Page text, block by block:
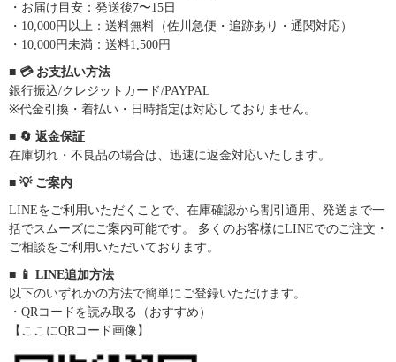
・お届け目安：発送後7〜15日
・10,000円以上：送料無料（佐川急便・追跡あり・通関対応）
・10,000円未満：送料1,500円
■ 💳 お支払い方法
銀行振込/クレジットカード/PAYPAL
※代金引換・着払い・日時指定は対応しておりません。
■ 🔄 返金保証
在庫切れ・不良品の場合は、迅速に返金対応いたします。
■ 💡 ご案内
LINEをご利用いただくことで、在庫確認から割引適用、発送まで一
括でスムーズにご案内可能です。 多くのお客様にLINEでのご注文・
ご相談をご利用いただいております。
■ 📱 LINE追加方法
以下のいずれかの方法で簡単にご登録いただけます。
・QRコードを読み取る（おすすめ）
【ここにQRコード画像】